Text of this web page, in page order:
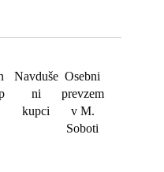
Navduše
ni
kupci
Osebni
prevzem
v M.
Soboti